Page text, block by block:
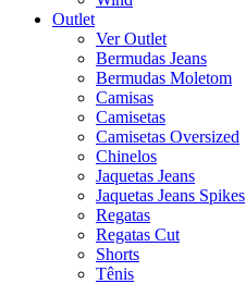
Outlet
Ver Outlet
Bermudas Jeans
Bermudas Moletom
Camisas
Camisetas
Camisetas Oversized
Chinelos
Jaquetas Jeans
Jaquetas Jeans Spikes
Regatas
Regatas Cut
Shorts
Tênis